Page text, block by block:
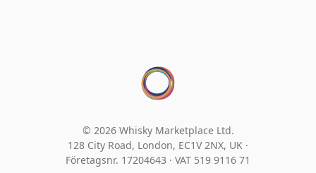
© 2026 Whisky Marketplace Ltd.
128 City Road, London, EC1V 2NX, UK ·
Företagsnr. 17204643 · VAT 519 9116 71